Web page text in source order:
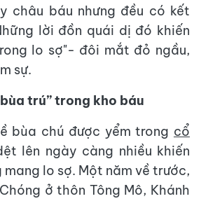
châu báu nhưng đều có kết
lời đồn quái dị đó khiến
lo sợ"- đôi mắt đỏ ngầu,
sự.
trú” trong kho báu
bùa chú được yểm trong cổ
lên ngày càng nhiều khiến
lo sợ. Một năm về trước,
ở thôn Tông Mô, Khánh